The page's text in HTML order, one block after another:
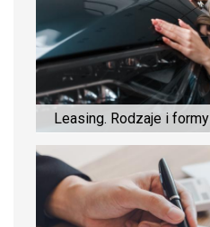
Leasing. Rodzaje i formy